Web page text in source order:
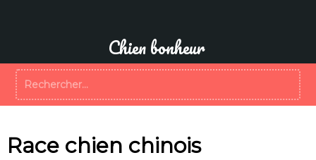
Chien bonheur
Race chien chinois
Rechercher :